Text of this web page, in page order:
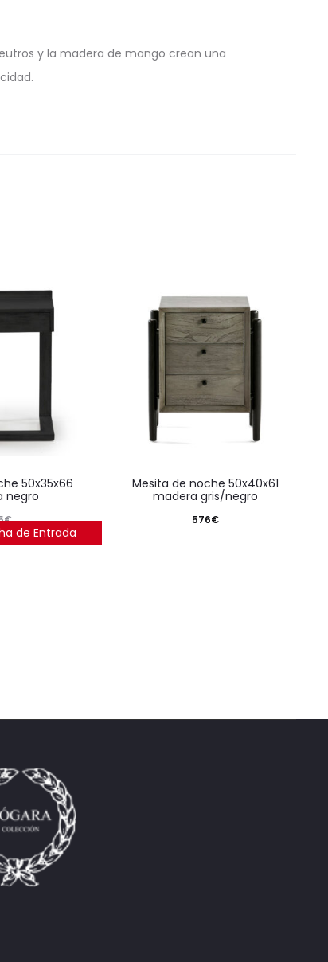
y la madera de mango crean una
negro
€
de Entrada
mesita de noche 50x40x61
madera gris/negro
576€